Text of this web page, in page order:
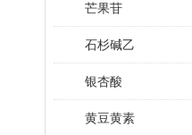
芒果苷
石杉碱乙
银杏酸
黄豆黄素